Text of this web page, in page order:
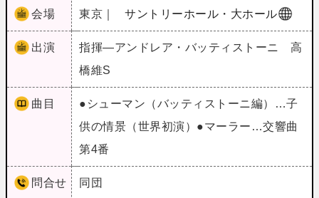
会場 東京｜ サントリーホール・大ホール
出演
指揮―アンドレア・バッティストーニ 高
橋維S
曲目
●シューマン（バッティストーニ編）…子
供の情景（世界初演）●マーラー…交響曲
第4番
問合せ
同団